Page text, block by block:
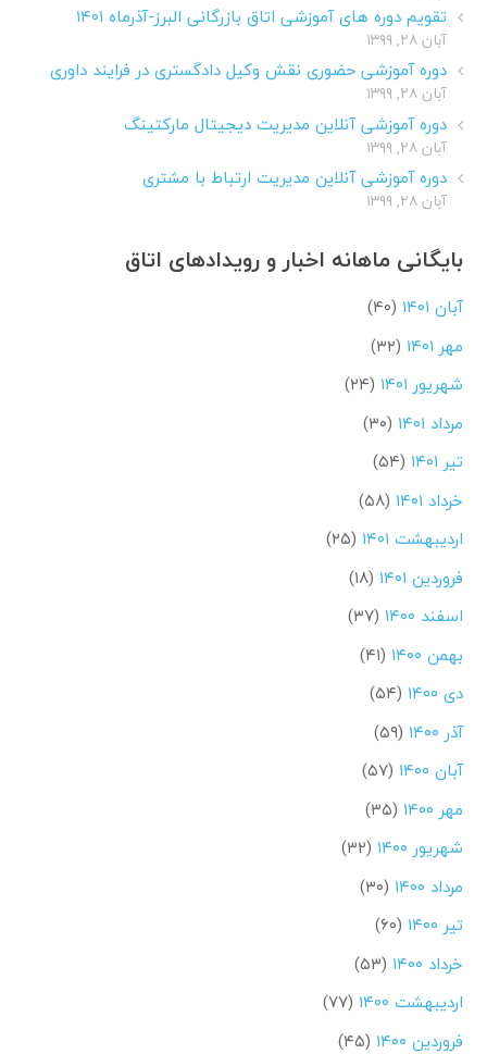
تقویم دوره های آموزشی اتاق بازرگانی البرز-آذرماه ۱۴۰۱
آبان ۲۸, ۱۳۹۹
دوره آموزشی حضوری نقش وکیل دادگستری در فرایند داوری
آبان ۲۸, ۱۳۹۹
دوره آموزشی آنلاین مدیریت دیجیتال مارکتینگ
آبان ۲۸, ۱۳۹۹
دوره آموزشی آنلاین مدیریت ارتباط با مشتری
آبان ۲۸, ۱۳۹۹
بایگانی ماهانه اخبار و رویدادهای اتاق
آبان ۱۴۰۱
(۴۰)
مهر ۱۴۰۱
(۳۲)
شهریور ۱۴۰۱
(۲۴)
مرداد ۱۴۰۱
(۳۰)
تیر ۱۴۰۱
(۵۴)
خرداد ۱۴۰۱
(۵۸)
اردیبهشت ۱۴۰۱
(۲۵)
فروردین ۱۴۰۱
(۱۸)
اسفند ۱۴۰۰
(۳۷)
بهمن ۱۴۰۰
(۴۱)
دی ۱۴۰۰
(۵۴)
آذر ۱۴۰۰
(۵۹)
آبان ۱۴۰۰
(۵۷)
مهر ۱۴۰۰
(۳۵)
شهریور ۱۴۰۰
(۳۲)
مرداد ۱۴۰۰
(۳۰)
تیر ۱۴۰۰
(۶۰)
خرداد ۱۴۰۰
(۵۳)
اردیبهشت ۱۴۰۰
(۷۷)
فروردین ۱۴۰۰
(۴۵)